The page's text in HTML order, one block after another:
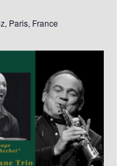
Paris, France